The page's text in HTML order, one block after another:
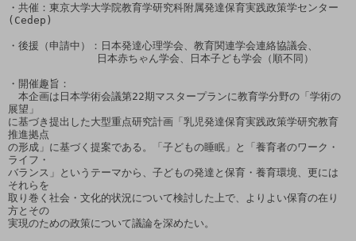
・共催：東京大学大学院教育学研究科附属発達保育実践政策学センター
(Cedep)
・後援（申請中）：日本発達心理学会、教育関連学会連絡協議会、
日本赤ちゃん学会、日本子ども学会（順不同）
・開催趣旨：
本企画は日本学術会議第22期マスタープランに教育学分野の「学術の
展望」
に基づき提出した大型重点研究計画「乳児発達保育実践政策学研究教育
推進拠点
の形成」に基づく提案である。「子どもの睡眠」と「養育者のワーク・
ライフ・
バランス」というテーマから、子どもの発達と保育・養育環境、更には
それらを
取り巻く社会・文化的状況について検討した上で、よりよい保育の在り
方とその
実現のための政策について議論を深めたい。